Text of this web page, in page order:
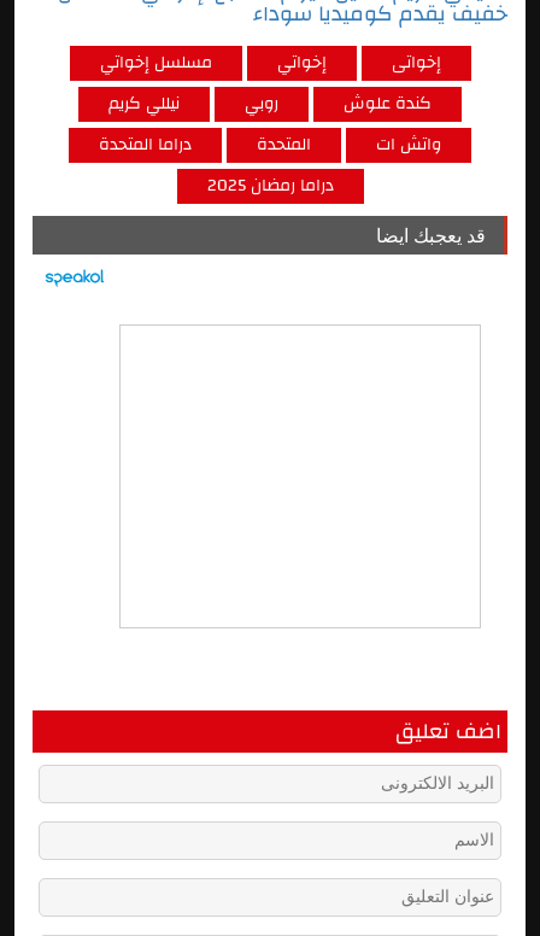
خفيف يقدم كوميديا سوداء
مسلسل إخواتي إخواتي
إخواتى
نيللي كريم
روبي
كندة علوش
دراما المتحدة
المتحدة
واتش ات
دراما رمضان 2025
قد يعجبك ايضا
اضف تعليق